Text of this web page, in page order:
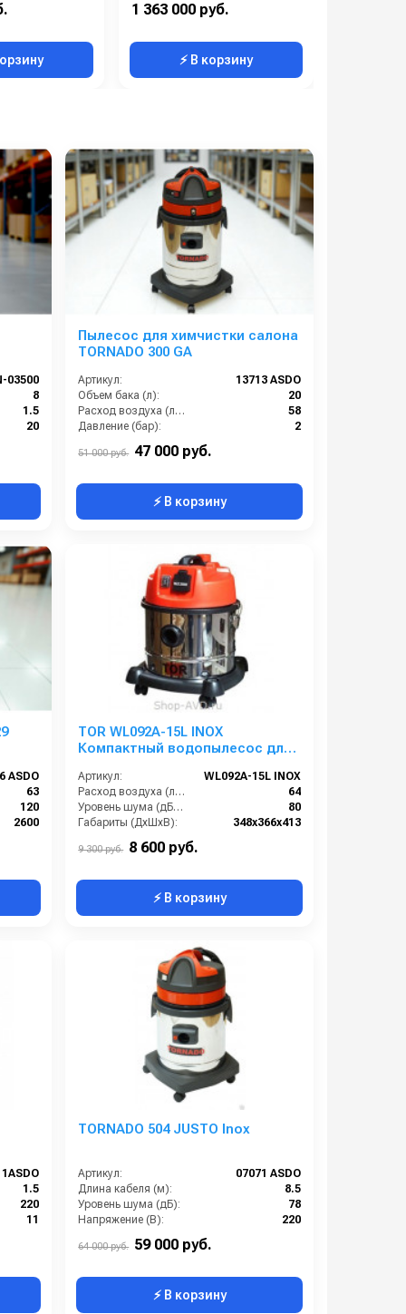
Ширина водосборной рейки:
1 363 000 руб.
⚡ В корзину
03500
8
1.5
20
Пылесос для химчистки салона
TORNADO 300 GA
Артикул:
13713 ASDO
Объем бака (л):
20
Расход воздуха (л/сек):
58
Давление (бар):
2
51 000 руб. 47 000 руб.
⚡ В корзину
ASDO
63
120
2600
TOR WL092A-15L INOX
Компактный водопылесос для
электроинструментом
Артикул:
WL092A-15L INOX
Расход воздуха (л/сек):
64
Уровень шума (дБ(А)):
80
Габариты (ДхШхВ):
348х366х413
9 300 руб. 8 600 руб.
⚡ В корзину
1.5
220
11
TORNADO 504 JUSTO Inox
Артикул:
07071 ASDO
Длина кабеля (м):
8.5
Уровень шума (дБ):
78
Напряжение (В):
220
64 000 руб. 59 000 руб.
⚡ В корзину